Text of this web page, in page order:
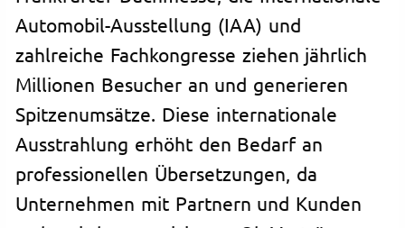
Automobil-Ausstellung (IAA) und
zahlreiche Fachkongresse ziehen jährlich
Millionen Besucher an und generieren
Spitzenumsätze. Diese internationale
Ausstrahlung erhöht den Bedarf an
professionellen Übersetzungen, da
Unternehmen mit Partnern und Kunden